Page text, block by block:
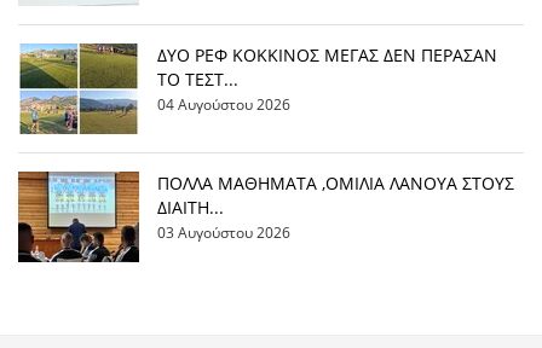
ΔΥΟ ΡΕΦ ΚΟΚΚΙΝΟΣ ΜΕΓΑΣ ΔΕΝ ΠΕΡΑΣΑΝ
ΤΟ ΤΕΣΤ...
04 Αυγούστου 2026
ΠΟΛΛΑ ΜΑΘΗΜΑΤΑ ,ΟΜΙΛΙΑ ΛΑΝΟΥΑ ΣΤΟΥΣ
ΔΙΑΙΤΗ...
03 Αυγούστου 2026